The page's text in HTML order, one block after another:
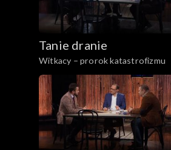
Tanie dranie
Witkacy – prorok katastrofizmu